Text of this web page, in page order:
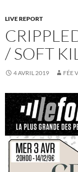
LIVE REPORT
/ SOFT
4 AVRIL 2019 FÉE